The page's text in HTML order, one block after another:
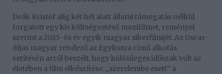
Deák Kristóf alig két hét alatt állami támogatás nélkül
forgatott egy kis költségvetésű mozifilmet, reményei
szerint a 2025-ös év egyik magyar sikerfilmjét. Az Oscar-
díjas magyar rendező az Egykutya című alkotás
vetítésén arról beszélt, hogy különleges időszak volt az
életében a film elkészítése: „szerelembe esett” a